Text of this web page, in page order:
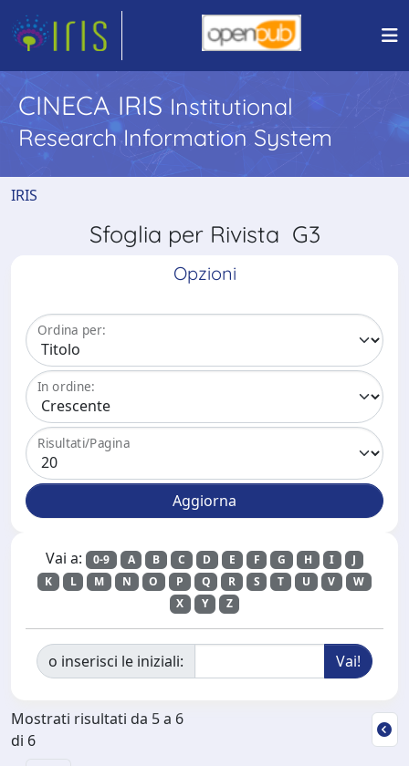
CINECA IRIS Institutional
Research Information System
IRIS
Sfoglia per Rivista G3
Opzioni
Ordina per:
In ordine:
Risultati/Pagina
Vai a: 0-9 A B C D E F G H I
J
K
L M N O P Q R S T U V
W
X
Y Z
o inserisci le iniziali:
Mostrati risultati da 5 a 6
di 6